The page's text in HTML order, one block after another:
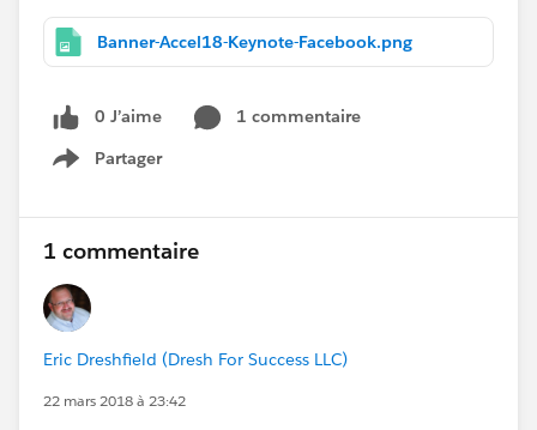
Banner-Accel18-Keynote-Facebook.png
0 J’aime
1 commentaire
Partager
Show menu
1 commentaire
Eric Dreshfield (Dresh For Success LLC)
22 mars 2018 à 23:42